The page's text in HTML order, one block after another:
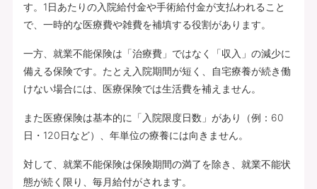
す。1日あたりの入院給付金や手術給付金が支払われること
で、一時的な医療費や雑費を補填する役割があります。
一方、就業不能保険は「治療費」ではなく「収入」の減少に
備える保険です。たとえ入院期間が短く、自宅療養が続き働
けない場合には、医療保険では生活費を補えません。
また医療保険は基本的に「入院限度日数」があり（例：60
日・120日など）、年単位の療養には向きません。
対して、就業不能保険は保険期間の満了を除き、就業不能状
態が続く限り、毎月給付がされます。